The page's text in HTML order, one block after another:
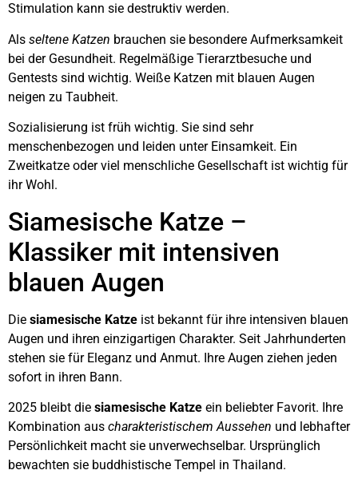
Stimulation kann sie destruktiv werden.
Als seltene Katzen brauchen sie besondere Aufmerksamkeit
bei der Gesundheit. Regelmäßige Tierarztbesuche und
Gentests sind wichtig. Weiße Katzen mit blauen Augen
neigen zu Taubheit.
Sozialisierung ist früh wichtig. Sie sind sehr
menschenbezogen und leiden unter Einsamkeit. Ein
Zweitkatze oder viel menschliche Gesellschaft ist wichtig für
ihr Wohl.
Siamesische Katze –
Klassiker mit intensiven
blauen Augen
Die siamesische Katze ist bekannt für ihre intensiven blauen
Augen und ihren einzigartigen Charakter. Seit Jahrhunderten
stehen sie für Eleganz und Anmut. Ihre Augen ziehen jeden
sofort in ihren Bann.
2025 bleibt die siamesische Katze ein beliebter Favorit. Ihre
Kombination aus charakteristischem Aussehen und lebhafter
Persönlichkeit macht sie unverwechselbar. Ursprünglich
bewachten sie buddhistische Tempel in Thailand.